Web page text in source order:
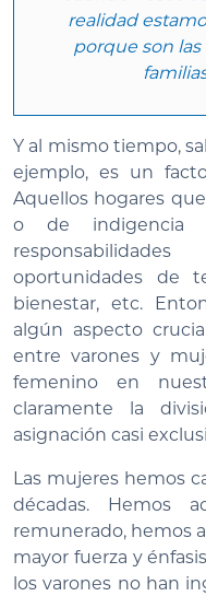
realidad
porque son
Y al mismo tiempo,
ejemplo, es un
Aquellos hogares
o de indigencia
oportunidades de
bienestar, etc.
algún aspecto
entre varones y
femenino en
claramente la
asignación casi
Las mujeres hemos
décadas. Hemos
remunerado, hemos
mayor fuerza y
los varones no han